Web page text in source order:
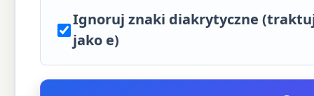
Ignoruj znaki diakrytyczne
jako e)